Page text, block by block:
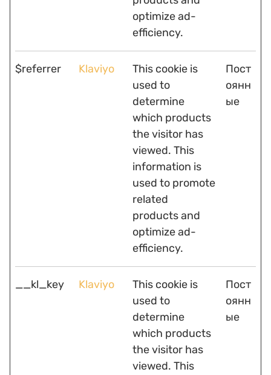
optimize ad-
efficiency.
$referrer Klaviyo
This cookie is
used to
determine
which products
the visitor has
viewed. This
information is
used to promote
related
products and
optimize ad-
efficiency.
Пост
оянн
ые
__kl_key Klaviyo
This cookie is
used to
determine
which products
the visitor has
viewed. This
Пост
оянн
ые